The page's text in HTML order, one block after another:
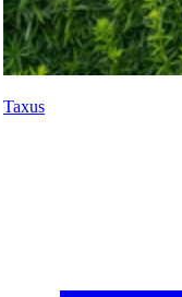
Taxus